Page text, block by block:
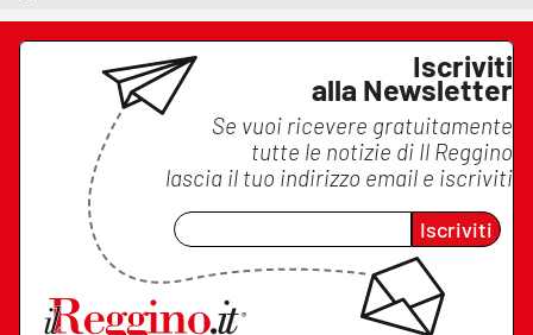
Iscriviti
alla Newsletter
Se vuoi ricevere gratuitamente
tutte le notizie di Il Reggino
lascia il tuo indirizzo email e iscriviti
Iscriviti